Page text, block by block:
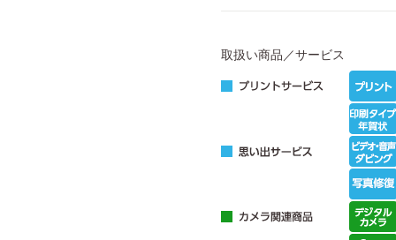
取扱い商品／サービス